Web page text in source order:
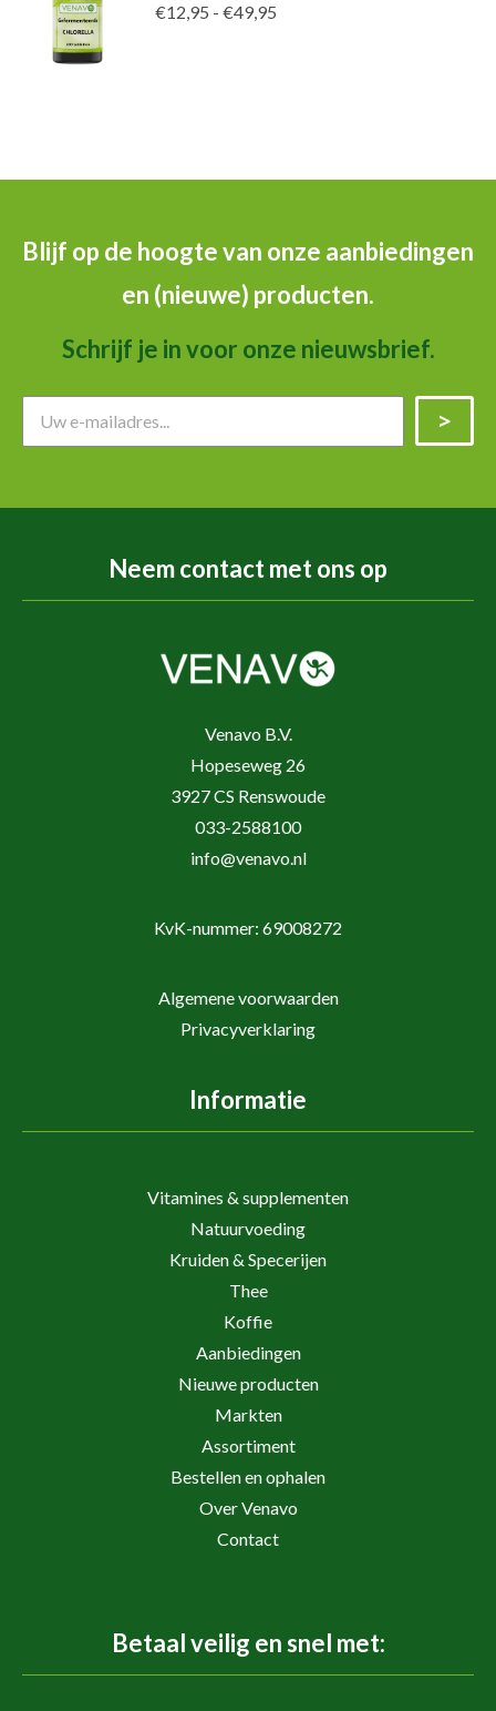
€12,95 - €49,95
Blijf op de hoogte van onze aanbiedingen
en (nieuwe) producten.
Schrijf je in voor onze nieuwsbrief.
Neem contact met ons op
Venavo B.V.
Hopeseweg 26
3927 CS Renswoude
033-2588100
info@venavo.nl
KvK-nummer: 69008272
Algemene voorwaarden
Privacyverklaring
Informatie
Vitamines & supplementen
Natuurvoeding
Kruiden & Specerijen
Thee
Koffie
Aanbiedingen
Nieuwe producten
Markten
Assortiment
Bestellen en ophalen
Over Venavo
Contact
Betaal veilig en snel met: